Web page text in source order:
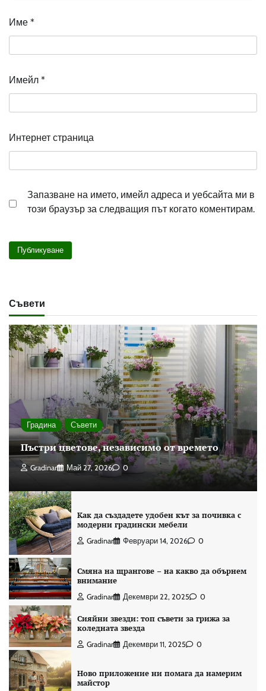
Име *
Имейл *
Интернет страница
Запазване на името, имейл адреса и уебсайта ми в
този браузър за следващия път когато коментирам.
Съвети
Градина Съвети
Пъстри цветове, независимо от времето
Gradinar Май 27, 2026 0
Как да създадете удобен кът за почивка с
модерни градински мебели
Gradinar Февруари 14, 2026 0
Смяна на щрангове – на какво да обърнем
внимание
Gradinar Декември 22, 2025 0
Сияйни звезди: топ съвети за грижа за
коледната звезда
Gradinar Декември 11, 2025 0
Ново приложение ни помага да намерим
майстор